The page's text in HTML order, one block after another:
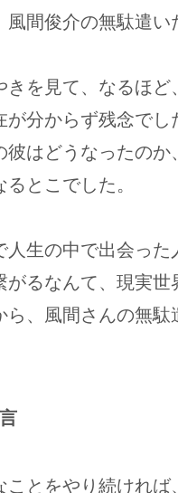
間俊介の無駄遣い
きを見て、なるほど
が分からず残念でし
彼はどうなったのか
とこでした。
人生の中で出会った
がるなんて、現実世
ら、風間さんの無駄
ことをやり続ければ